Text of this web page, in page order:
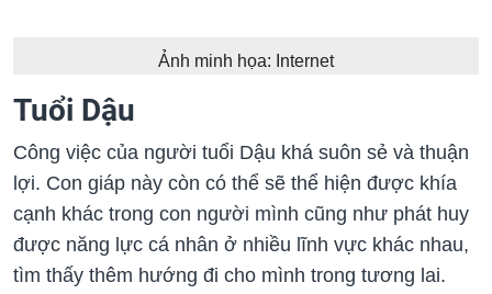
Ảnh minh họa: Internet
Tuổi Dậu
Công việc của người tuổi Dậu khá suôn sẻ và thuận
lợi. Con giáp này còn có thể sẽ thể hiện được khía
cạnh khác trong con người mình cũng như phát huy
được năng lực cá nhân ở nhiều lĩnh vực khác nhau,
tìm thấy thêm hướng đi cho mình trong tương lai.